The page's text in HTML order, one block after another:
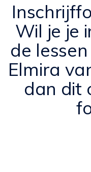
Wil je je
de
Elmira
dan dit